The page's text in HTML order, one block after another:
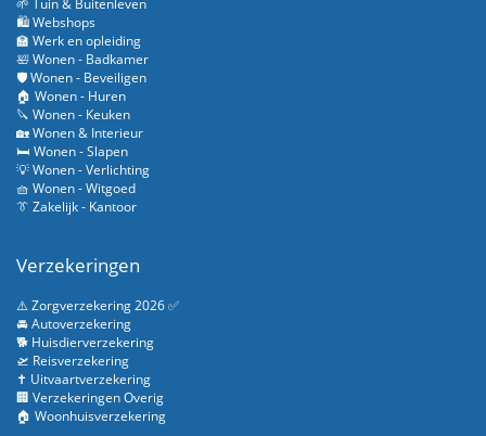
🌱 Tuin & Buitenleven
🛍️ Webshops
🏫 Werk en opleiding
🛀 Wonen - Badkamer
🛡️ Wonen - Beveiligen
🏠 Wonen - Huren
🔪 Wonen - Keuken
🏡 Wonen & Interieur
🛏️ Wonen - Slapen
💡 Wonen - Verlichting
🧺 Wonen - Witgoed
👔 Zakelijk - Kantoor
Verzekeringen
⚠️ Zorgverzekering 2026 ✅
🚘 Autoverzekering
🐕 Huisdierverzekering
🛫 Reisverzekering
✝️ Uitvaartverzekering
🏢 Verzekeringen Overig
🏠 Woonhuisverzekering